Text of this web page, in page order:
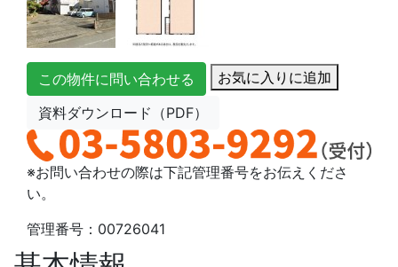
この物件に問い合わせる
お気に入りに追加
資料ダウンロード（PDF）
※お問い合わせの際は下記管理番号をお伝えくださ
い。
管理番号：00726041